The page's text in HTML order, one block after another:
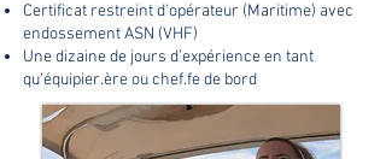
Certificat restreint d'opérateur (Maritime) avec
endossement ASN (VHF)
Une dizaine de jours d’expérience en tant
qu’équipier.ère ou chef.fe de bord